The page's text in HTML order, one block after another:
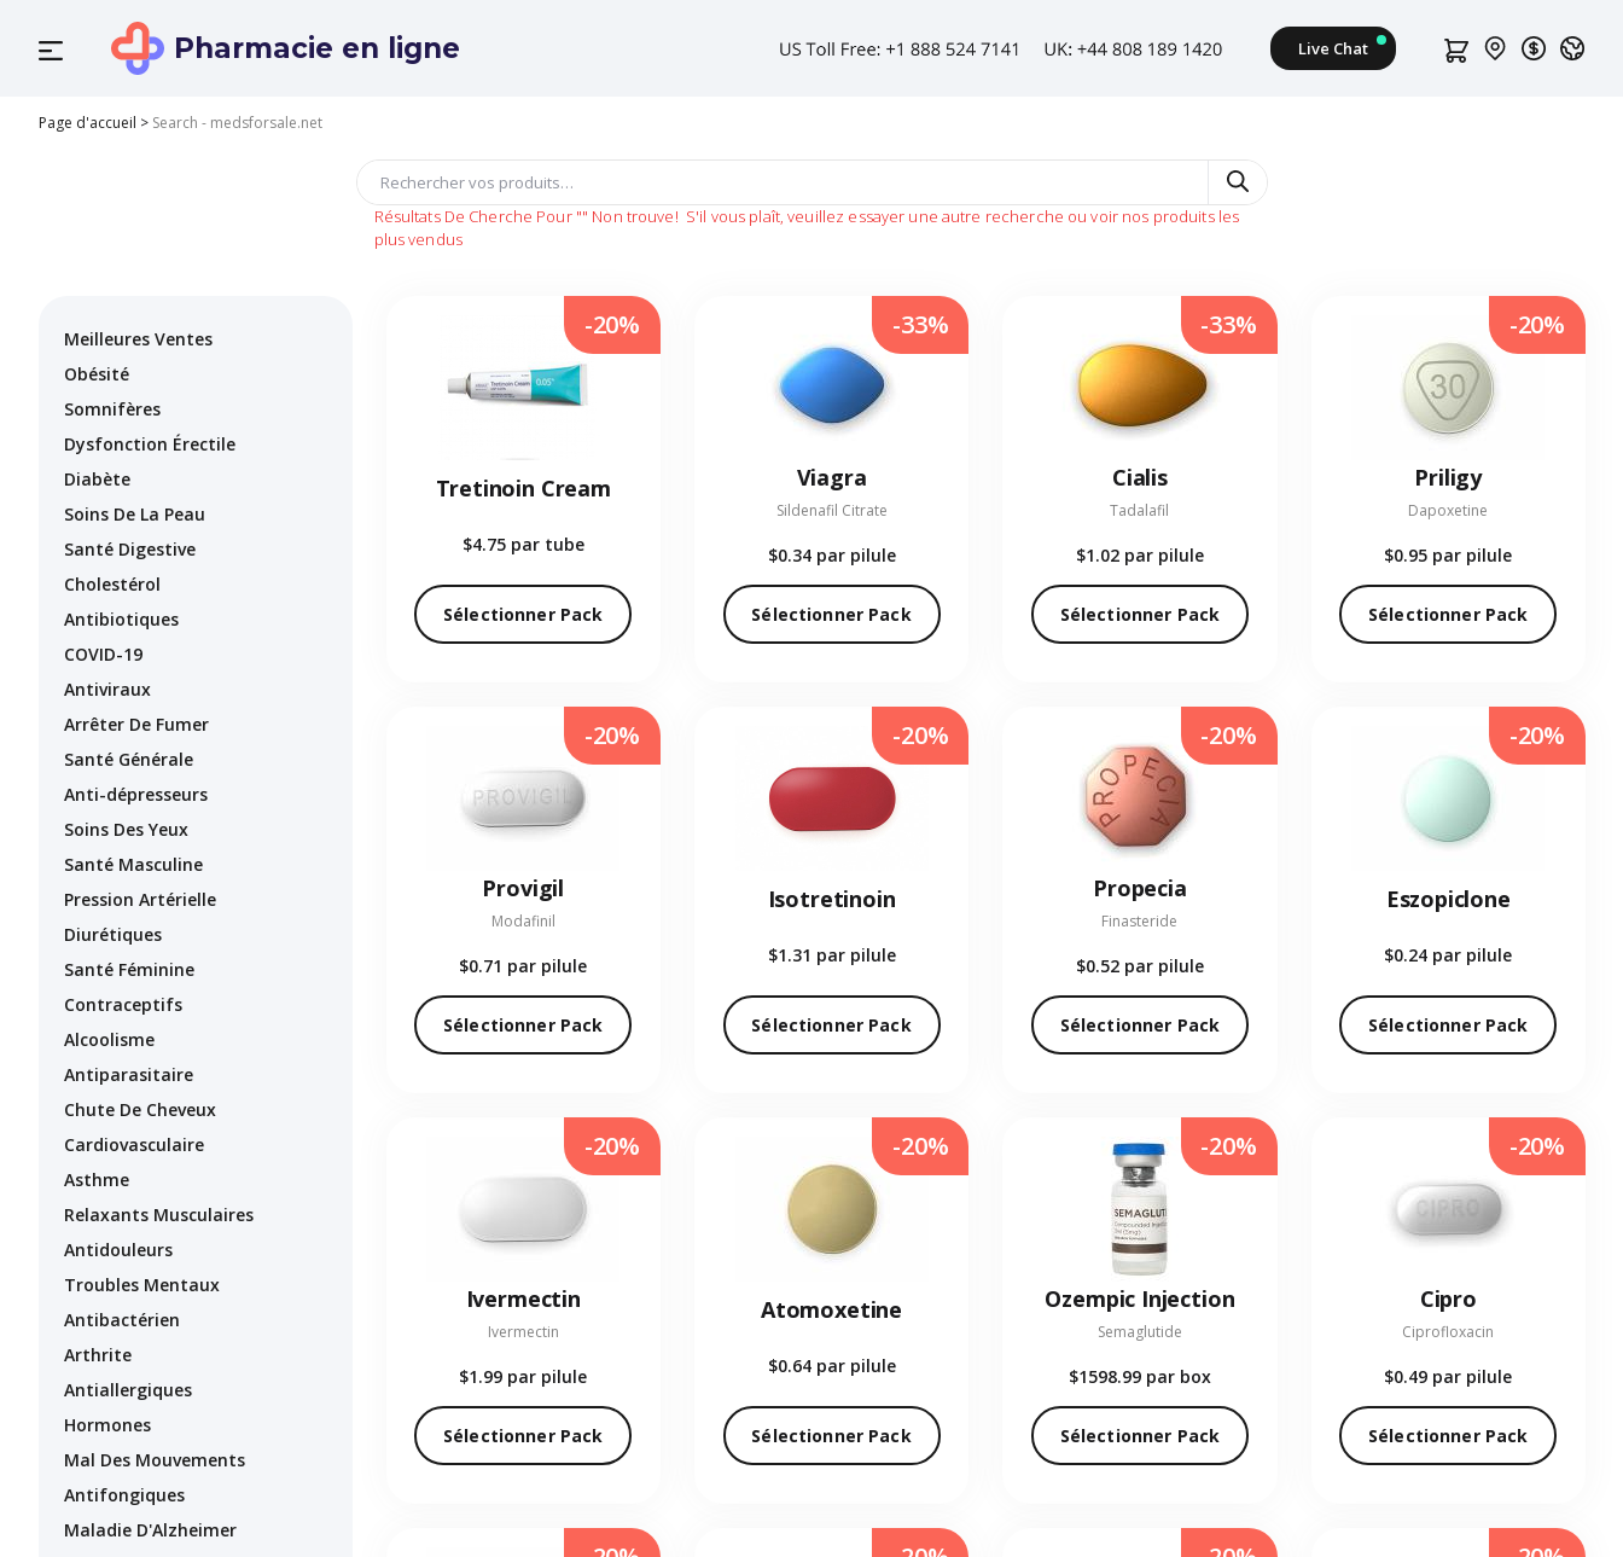
Pharmacie en ligne
Page d'accueil > Search - medsforsale.net
Résultats De Cherche Pour "" Non trouve! S'il vous plaît, veuillez essayer une autre recherche ou voir nos produits les
plus vendus
Meilleures Ventes
Obésité
Somnifères
Dysfonction Érectile
Diabète
Soins De La Peau
Santé Digestive
Cholestérol
Antibiotiques
COVID-19
Antiviraux
Arrêter De Fumer
Santé Générale
Anti-dépresseurs
Soins Des Yeux
Santé Masculine
Pression Artérielle
Diurétiques
Santé Féminine
Contraceptifs
Alcoolisme
Antiparasitaire
Chute De Cheveux
Cardiovasculaire
Asthme
Relaxants Musculaires
Antidouleurs
Troubles Mentaux
Antibactérien
Arthrite
Antiallergiques
Hormones
Mal Des Mouvements
Antifongiques
Maladie D'Alzheimer
Tretinoin Cream
$4.75 par tube
Sélectionner Pack
-20%
Viagra
Sildenafil Citrate
$0.34 par pilule
Sélectionner Pack
-33%
Cialis
Tadalafil
$1.02 par pilule
Sélectionner Pack
-33%
Priligy
Dapoxetine
$0.95 par pilule
Sélectionner Pack
-20%
Provigil
Modafinil
$0.71 par pilule
Sélectionner Pack
-20%
Isotretinoin
$1.31 par pilule
Sélectionner Pack
-20%
Propecia
Finasteride
$0.52 par pilule
Sélectionner Pack
-20%
Eszopiclone
$0.24 par pilule
Sélectionner Pack
-20%
Ivermectin
Ivermectin
$1.99 par pilule
Sélectionner Pack
-20%
Atomoxetine
$0.64 par pilule
Sélectionner Pack
-20%
Ozempic Injection
Semaglutide
$1598.99 par box
Sélectionner Pack
-20%
Cipro
Ciprofloxacin
$0.49 par pilule
Sélectionner Pack
-20%